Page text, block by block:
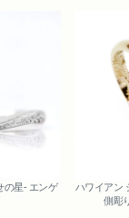
の星- エンゲ
ハワイアン
側彫